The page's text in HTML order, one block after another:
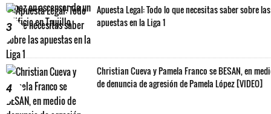
3
Apuesta Legal: Todo lo que necesitas saber sobre las
apuestas en la Liga 1
4
Christian Cueva y Pamela Franco se BESAN, en
de denuncia de agresión de Pamela López [VIDEO]